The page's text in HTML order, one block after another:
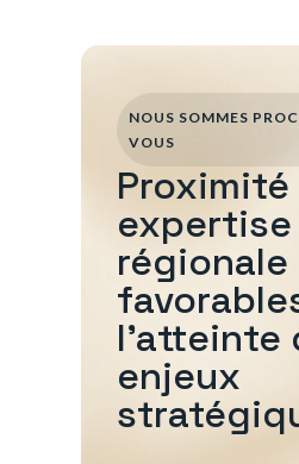
NOUS SOMMES
VOUS
expertise
régionale
l'atteinte
enjeux